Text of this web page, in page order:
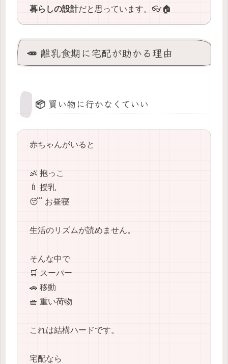
暮らしの設計だと思っています。👓🏠
🥕 離乳食期に宅配が助かる理由
📦 買い物に行かなくていい
赤ちゃんがいると
👶 抱っこ
🍼 授乳
😴 お昼寝
生活のリズムが読めません。
そんな中で
🛒 スーパー
🚗 移動
🧺 重い荷物
これは結構ハードです。
宅配なら